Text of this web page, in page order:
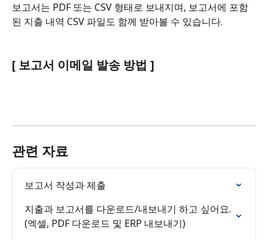
보고서는 PDF 또는 CSV 형태로 보내지며, 보고서에 포함
된 지출 내역 CSV 파일도 함께 받아볼 수 있습니다.
[ 보고서 이메일 발송 방법 ]
관련 자료
보고서 작성과 제출
지출과 보고서를 다운로드/내보내기 하고 싶어요.
(엑셀, PDF 다운로드 및 ERP 내보내기)